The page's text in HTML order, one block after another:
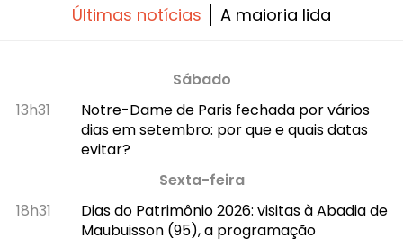
Últimas notícias A maioria lida
Sábado
13h31
Notre-Dame de Paris fechada por vários
dias em setembro: por que e quais datas
evitar?
Sexta-feira
18h31
Dias do Patrimônio 2026: visitas à Abadia de
Maubuisson (95), a programação